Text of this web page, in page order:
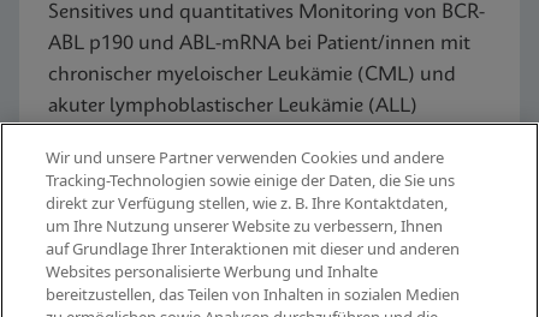
Sensitives und quantitatives Monitoring von BCR-
ABL p190 und ABL-mRNA bei Patient/innen mit
chronischer myeloischer Leukämie (CML) und
akuter lymphoblastischer Leukämie (ALL)
Jetzt entdecken
Wir und unsere Partner verwenden Cookies und andere
Tracking-Technologien sowie einige der Daten, die Sie uns
direkt zur Verfügung stellen, wie z. B. Ihre Kontaktdaten,
um Ihre Nutzung unserer Website zu verbessern, Ihnen
auf Grundlage Ihrer Interaktionen mit dieser und anderen
Websites personalisierte Werbung und Inhalte
bereitzustellen, das Teilen von Inhalten in sozialen Medien